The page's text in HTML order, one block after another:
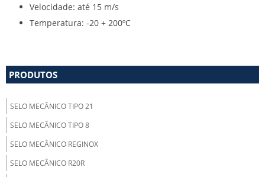
Velocidade: até 15 m/s
Temperatura: -20 + 200ºC
PRODUTOS
SELO MECÂNICO TIPO 21
SELO MECÂNICO TIPO 8
SELO MECÂNICO REGINOX
SELO MECÂNICO R20R